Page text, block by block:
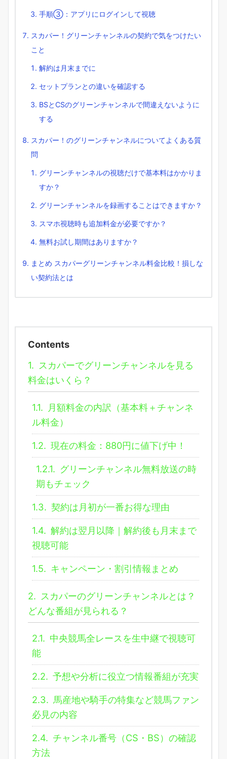
手順③：アプリにログインして視聴
スカパー！グリーンチャンネルの契約で気をつけたい
こと
解約は月末までに
セットプランとの違いを確認する
BSとCSのグリーンチャンネルで間違えないように
する
スカパー！のグリーンチャンネルについてよくある質
問
グリーンチャンネルの視聴だけで基本料はかかりま
すか？
グリーンチャンネルを録画することはできますか？
スマホ視聴時も追加料金が必要ですか？
無料お試し期間はありますか？
まとめ スカパーグリーンチャンネル料金比較！損しな
い契約法とは
Contents
1. スカパーでグリーンチャンネルを見る
料金はいくら？
1.1.
月額料金の内訳（基本料＋チャンネ
ル料金）
1.2. 現在の料金：880円に値下げ中！
1.2.1. グリーンチャンネル無料放送の時
期もチェック
1.3. 契約は月初が一番お得な理由
1.4. 解約は翌月以降｜解約後も月末まで
視聴可能
1.5. キャンペーン・割引情報まとめ
2. スカパーのグリーンチャンネルとは？
どんな番組が見られる？
2.1. 中央競馬全レースを生中継で視聴可
能
2.2. 予想や分析に役立つ情報番組が充実
2.3. 馬産地や騎手の特集など競馬ファン
必見の内容
2.4. チャンネル番号（CS・BS）の確認
方法